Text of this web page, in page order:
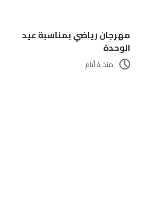
مهرجان رياضي بمناسبة عيد
الوحدة
منذ 4 أيام